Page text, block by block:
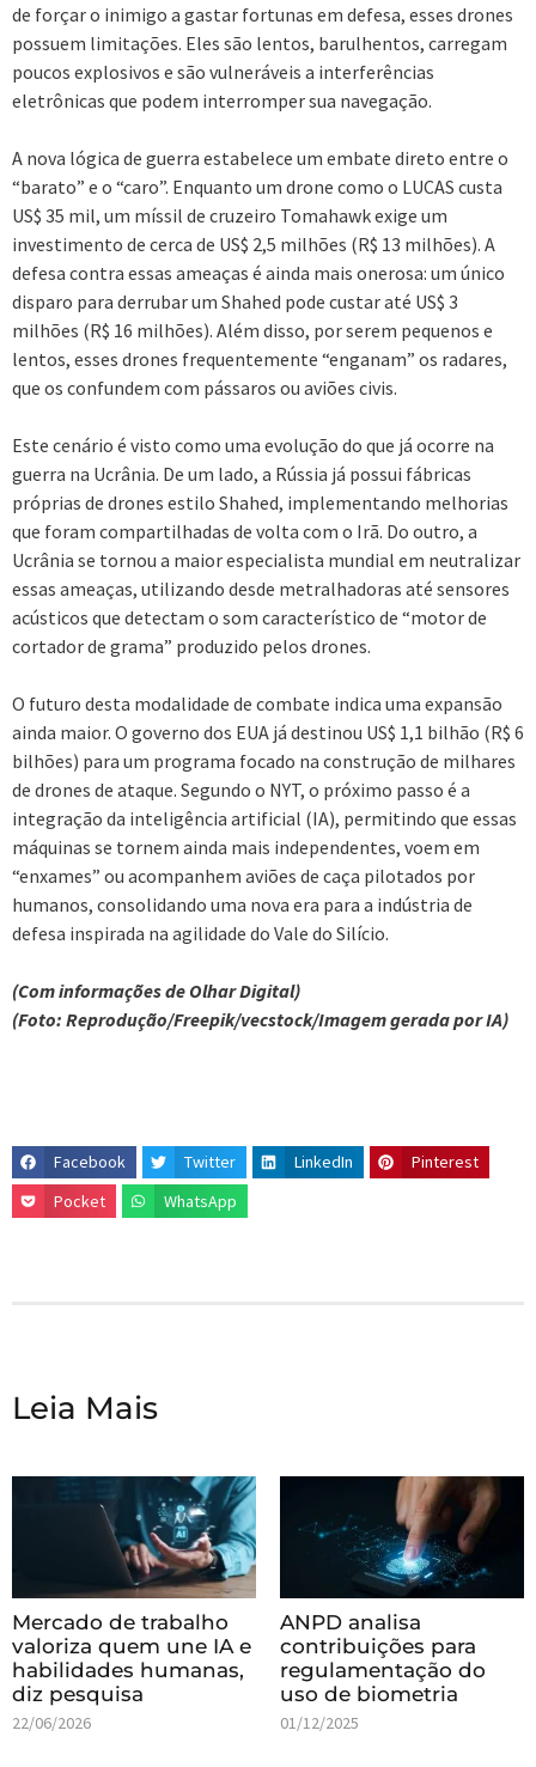
de forçar o inimigo a gastar fortunas em defesa, esses drones
possuem limitações. Eles são lentos, barulhentos, carregam
poucos explosivos e são vulneráveis a interferências
eletrônicas que podem interromper sua navegação.
A nova lógica de guerra estabelece um embate direto entre o
“barato” e o “caro”. Enquanto um drone como o LUCAS custa
US$ 35 mil, um míssil de cruzeiro Tomahawk exige um
investimento de cerca de US$ 2,5 milhões (R$ 13 milhões). A
defesa contra essas ameaças é ainda mais onerosa: um único
disparo para derrubar um Shahed pode custar até US$ 3
milhões (R$ 16 milhões). Além disso, por serem pequenos e
lentos, esses drones frequentemente “enganam” os radares,
que os confundem com pássaros ou aviões civis.
Este cenário é visto como uma evolução do que já ocorre na
guerra na Ucrânia. De um lado, a Rússia já possui fábricas
próprias de drones estilo Shahed, implementando melhorias
que foram compartilhadas de volta com o Irã. Do outro, a
Ucrânia se tornou a maior especialista mundial em neutralizar
essas ameaças, utilizando desde metralhadoras até sensores
acústicos que detectam o som característico de “motor de
cortador de grama” produzido pelos drones.
O futuro desta modalidade de combate indica uma expansão
ainda maior. O governo dos EUA já destinou US$ 1,1 bilhão (R$ 6
bilhões) para um programa focado na construção de milhares
de drones de ataque. Segundo o NYT, o próximo passo é a
integração da inteligência artificial (IA), permitindo que essas
máquinas se tornem ainda mais independentes, voem em
“enxames” ou acompanhem aviões de caça pilotados por
humanos, consolidando uma nova era para a indústria de
defesa inspirada na agilidade do Vale do Silício.
(Com informações de Olhar Digital)
(Foto: Reprodução/Freepik/vecstock/Imagem gerada por IA)
Facebook Twitter LinkedIn
Pinterest
Pocket
WhatsApp
Leia Mais
Mercado de trabalho
valoriza quem une IA e
habilidades humanas,
diz pesquisa
22/06/2026
ANPD analisa
contribuições para
regulamentação do
uso de biometria
01/12/2025